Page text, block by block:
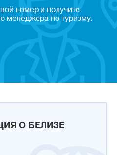
О БЕЛИЗЕ
номер и получите
менеджера по туризму.